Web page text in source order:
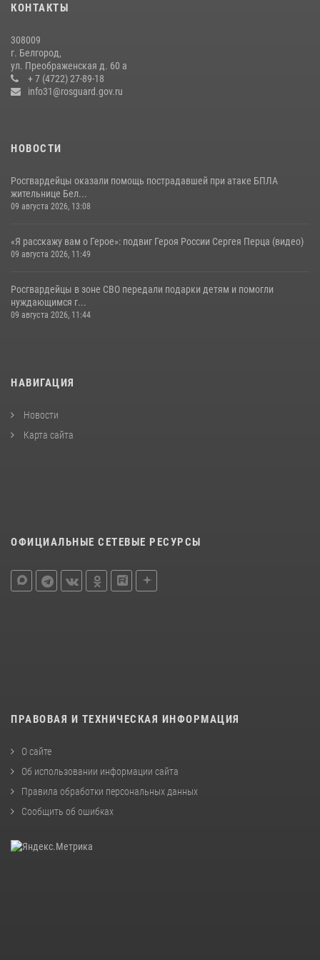
Росгвардейцы провели урок безопасности для воспитанников
Старооскольского военно-патриотического клуба
10 июля 2026, 06:30
КОНТАКТЫ
308009
г. Белгород,
ул. Преображенская д. 60 а
+ 7 (4722) 27-89-18
info31@rosguard.gov.ru
НОВОСТИ
Росгвардейцы оказали помощь пострадавшей при атаке БПЛА
жительнице Бел...
09 августа 2026, 13:08
«Я расскажу вам о Герое»: подвиг Героя России Сергея Перца (видео)
09 августа 2026, 11:49
Росгвардейцы в зоне СВО передали подарки детям и помогли
нуждающимся г...
09 августа 2026, 11:44
НАВИГАЦИЯ
Новости
Карта сайта
ОФИЦИАЛЬНЫЕ СЕТЕВЫЕ РЕСУРСЫ
ПРАВОВАЯ И ТЕХНИЧЕСКАЯ ИНФОРМАЦИЯ
О сайте
Об использовании информации сайта
Правила обработки персональных данных
Сообщить об ошибках